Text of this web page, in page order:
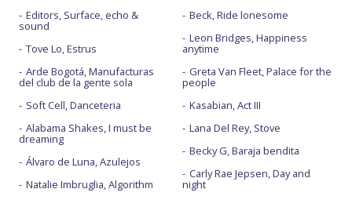
Editors, Surface, echo &
sound
Tove Lo, Estrus
Arde Bogotá, Manufacturas
del club de la gente sola
Soft Cell, Danceteria
Alabama Shakes, I must be
dreaming
Álvaro de Luna, Azulejos
Natalie Imbruglia, Algorithm
Beck, Ride lonesome
Leon Bridges, Happiness
anytime
Greta Van Fleet, Palace for the
people
Kasabian, Act III
Lana Del Rey, Stove
Becky G, Baraja bendita
Carly Rae Jepsen, Day and
night